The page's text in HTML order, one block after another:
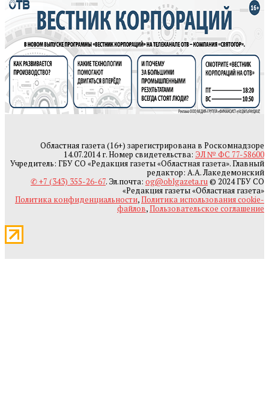
Областная газета (16+) зарегистрирована в Роскомнадзоре
14.07.2014 г. Номер свидетельства: ЭЛ № ФС 77-58600
Учредитель: ГБУ СО «Редакция газеты «Областная газета». Главный
редактор: А.А. Лакедемонский
✆ +7 (343) 355-26-67. Эл.почта: og@oblgazeta.ru© 2024 ГБУ СО
«Редакция газеты «Областная газета»
Политика конфиденциальности,Политика использования cookie-
файлов,Пользовательское соглашение